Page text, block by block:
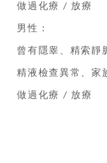
做過化療 / 放療
男性：
曾有隱睾、精索靜
精液檢查異常、家
做過化療 / 放療